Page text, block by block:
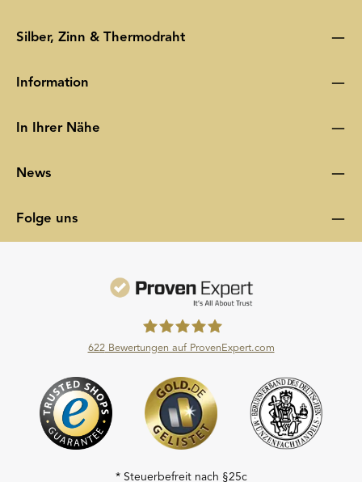
Silber, Zinn & Thermodraht
Information
In Ihrer Nähe
News
Folge uns
Moroder Scheideanstalt GmbH
622Bewertungen auf ProvenExpert.com
* Steuerbefreit nach §25c